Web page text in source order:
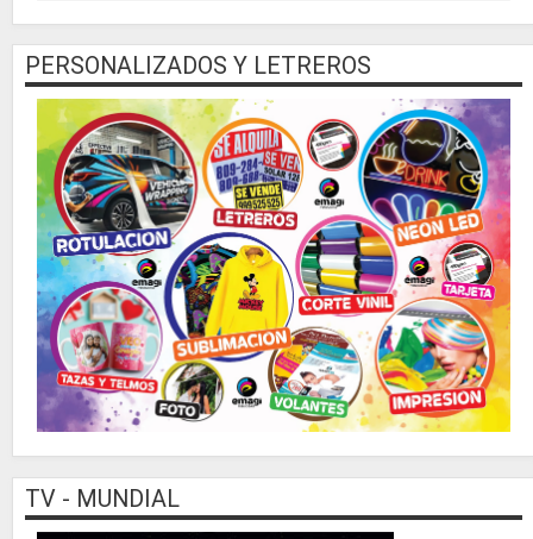
PERSONALIZADOS Y LETREROS
TV - MUNDIAL